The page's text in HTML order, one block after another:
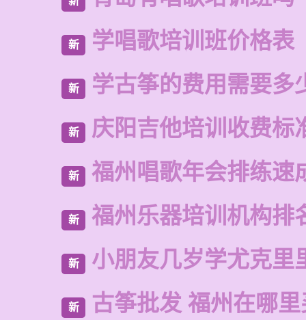
新 学唱歌培训班价格表
新 学古筝的费用需要多
新 庆阳吉他培训收费标
新 福州唱歌年会排练速
新 福州乐器培训机构排
新 小朋友几岁学尤克里
新 古筝批发 福州在哪